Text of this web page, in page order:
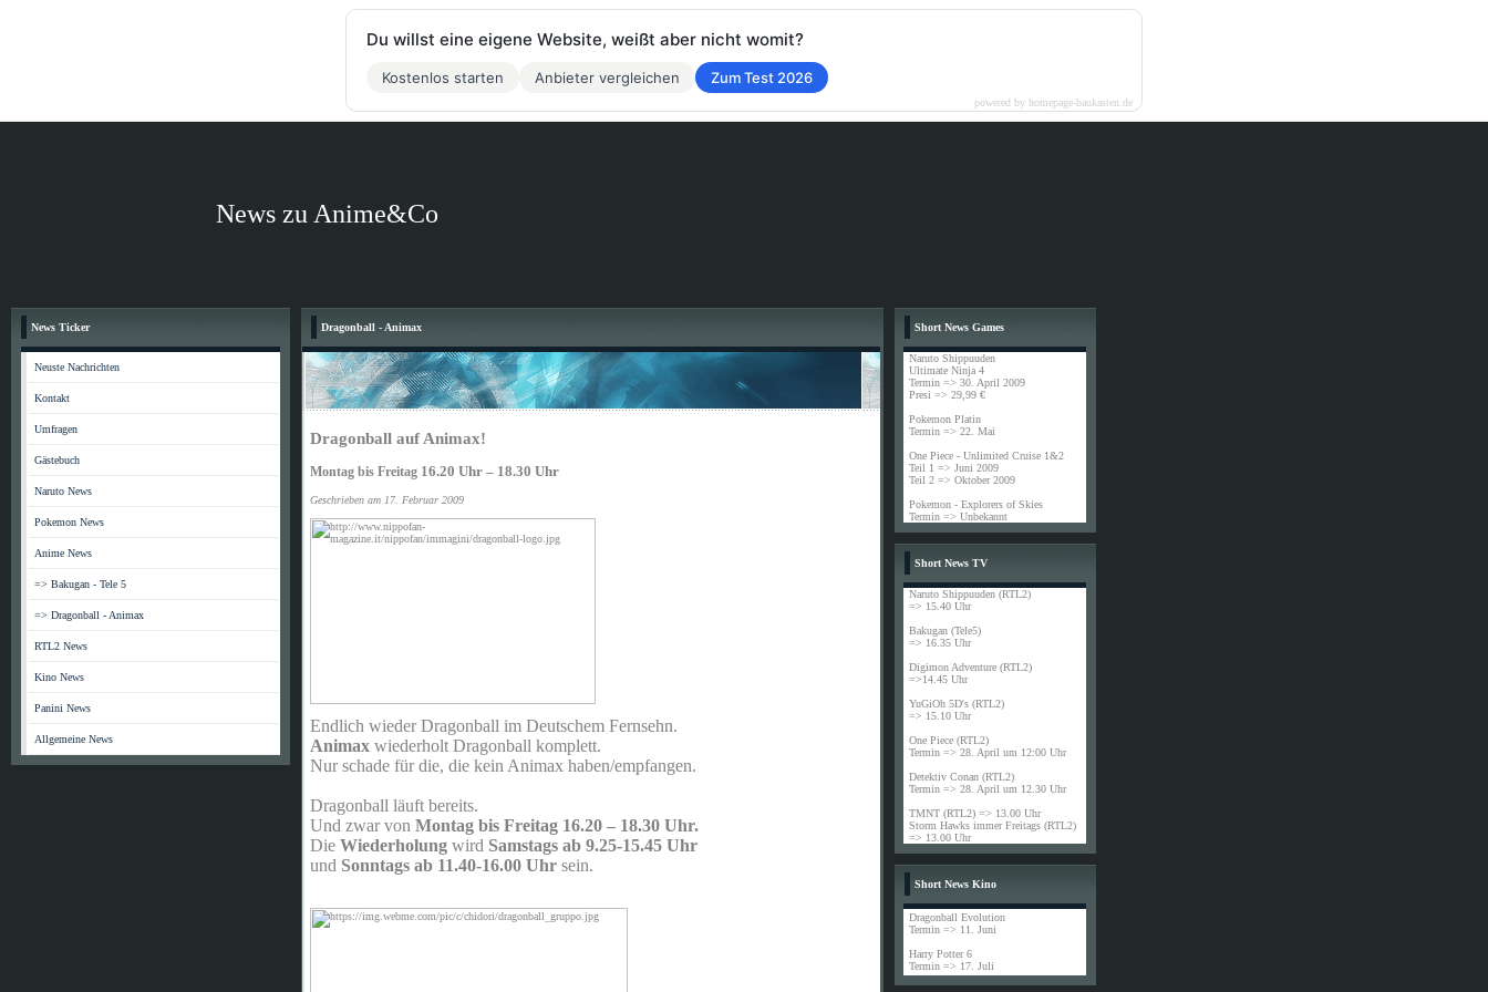
News zu Anime&Co
News Ticker
Neuste Nachrichten
Kontakt
Umfragen
Gästebuch
Naruto News
Pokemon News
Anime News
=> Bakugan - Tele 5
=> Dragonball - Animax
RTL2 News
Kino News
Panini News
Allgemeine News
Dragonball - Animax
Dragonball auf Animax!
Montag bis Freitag 16.20 Uhr – 18.30 Uhr
Geschrieben am 17. Februar 2009
Endlich wieder Dragonball im Deutschem Fernsehn.
Animax wiederholt Dragonball komplett.
Nur schade für die, die kein Animax haben/empfangen.
Dragonball läuft bereits.
Und zwar von Montag bis Freitag 16.20 – 18.30 Uhr.
Die Wiederholung wird Samstags ab 9.25-15.45 Uhr
und Sonntags ab 11.40-16.00 Uhr sein.
Short News Games
Naruto Shippuuden
Ultimate Ninja 4
Termin => 30. April 2009
Presi => 29,99 €
Pokemon Platin
Termin => 22. Mai
One Piece - Unlimited Cruise 1&2
Teil 1 => Juni 2009
Teil 2 => Oktober 2009
Pokemon - Explorers of Skies
Termin => Unbekannt
Short News TV
Naruto Shippuuden (RTL2)
=> 15.40 Uhr
Bakugan (Tele5)
=> 16.35 Uhr
Digimon Adventure (RTL2)
=>14.45 Uhr
YuGiOh 5D's (RTL2)
=> 15.10 Uhr
One Piece (RTL2)
Termin => 28. April um 12:00 Uhr
Detektiv Conan (RTL2)
Termin => 28. April um 12.30 Uhr
TMNT (RTL2) => 13.00 Uhr
Storm Hawks immer Freitags (RTL2)
=> 13.00 Uhr
Short News Kino
Dragonball Evolution
Termin => 11. Juni
Harry Potter 6
Termin => 17. Juli
Du willst eine eigene Website, weißt aber nicht womit?
Kostenlos starten Anbieter vergleichen Zum Test 2026
powered by homepage-baukasten.de